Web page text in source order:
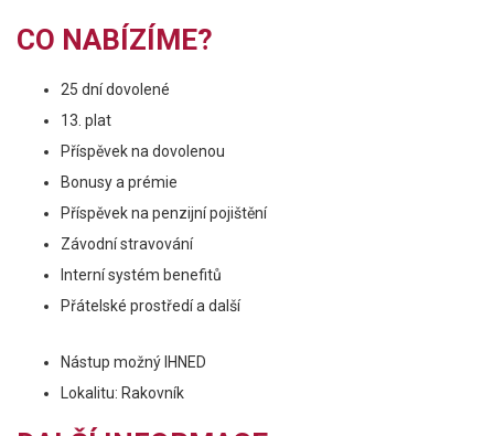
CO NABÍZÍME?
25 dní dovolené
13. plat
Příspěvek na dovolenou
Bonusy a prémie
Příspěvek na penzijní pojištění
Závodní stravování
Interní systém benefitů
Přátelské prostředí a další
Nástup možný IHNED
Lokalitu: Rakovník